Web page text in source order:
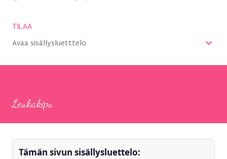
TILAA
Avaa sisällysluetttelo
Leukakipu
Tämän sivun sisällysluettelo: